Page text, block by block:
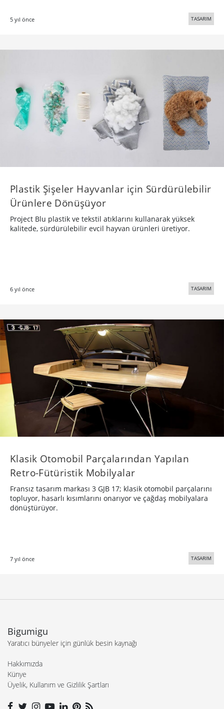
5 yıl önce TASARIM
Plastik Şişeler Hayvanlar için Sürdürülebilir
Ürünlere Dönüşüyor
Project Blu plastik ve tekstil atıklarını kullanarak yüksek
kalitede, sürdürülebilir evcil hayvan ürünleri üretiyor.
6 yıl önce TASARIM
Klasik Otomobil Parçalarından Yapılan
Retro-Fütüristik Mobilyalar
Fransız tasarım markası 3 GJB 17; klasik otomobil parçalarını
topluyor, hasarlı kısımlarını onarıyor ve çağdaş mobilyalara
dönüştürüyor.
7 yıl önce TASARIM
Bigumigu
Yaratıcı bünyeler için günlük besin kaynağı
Hakkımızda
Künye
Üyelik, Kullanım ve Gizlilik Şartları